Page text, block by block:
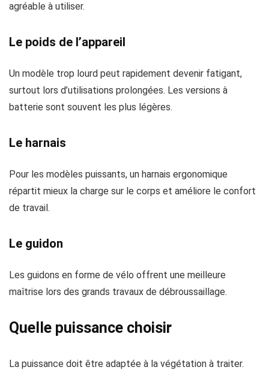
agréable à utiliser.
Le poids de l’appareil
Un modèle trop lourd peut rapidement devenir fatigant,
surtout lors d’utilisations prolongées. Les versions à
batterie sont souvent les plus légères.
Le harnais
Pour les modèles puissants, un harnais ergonomique
répartit mieux la charge sur le corps et améliore le confort
de travail.
Le guidon
Les guidons en forme de vélo offrent une meilleure
maîtrise lors des grands travaux de débroussaillage.
Quelle puissance choisir
La puissance doit être adaptée à la végétation à traiter.